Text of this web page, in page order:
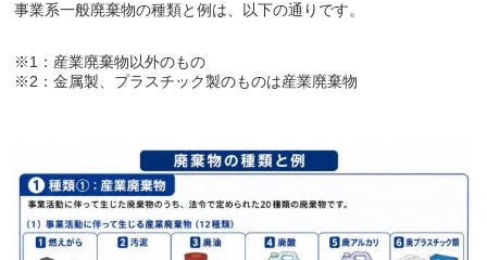
事業系一般廃棄物の種類と例は、以下の通りです。
※1：産業廃棄物以外のもの
※2：金属製、プラスチック製のものは産業廃棄物